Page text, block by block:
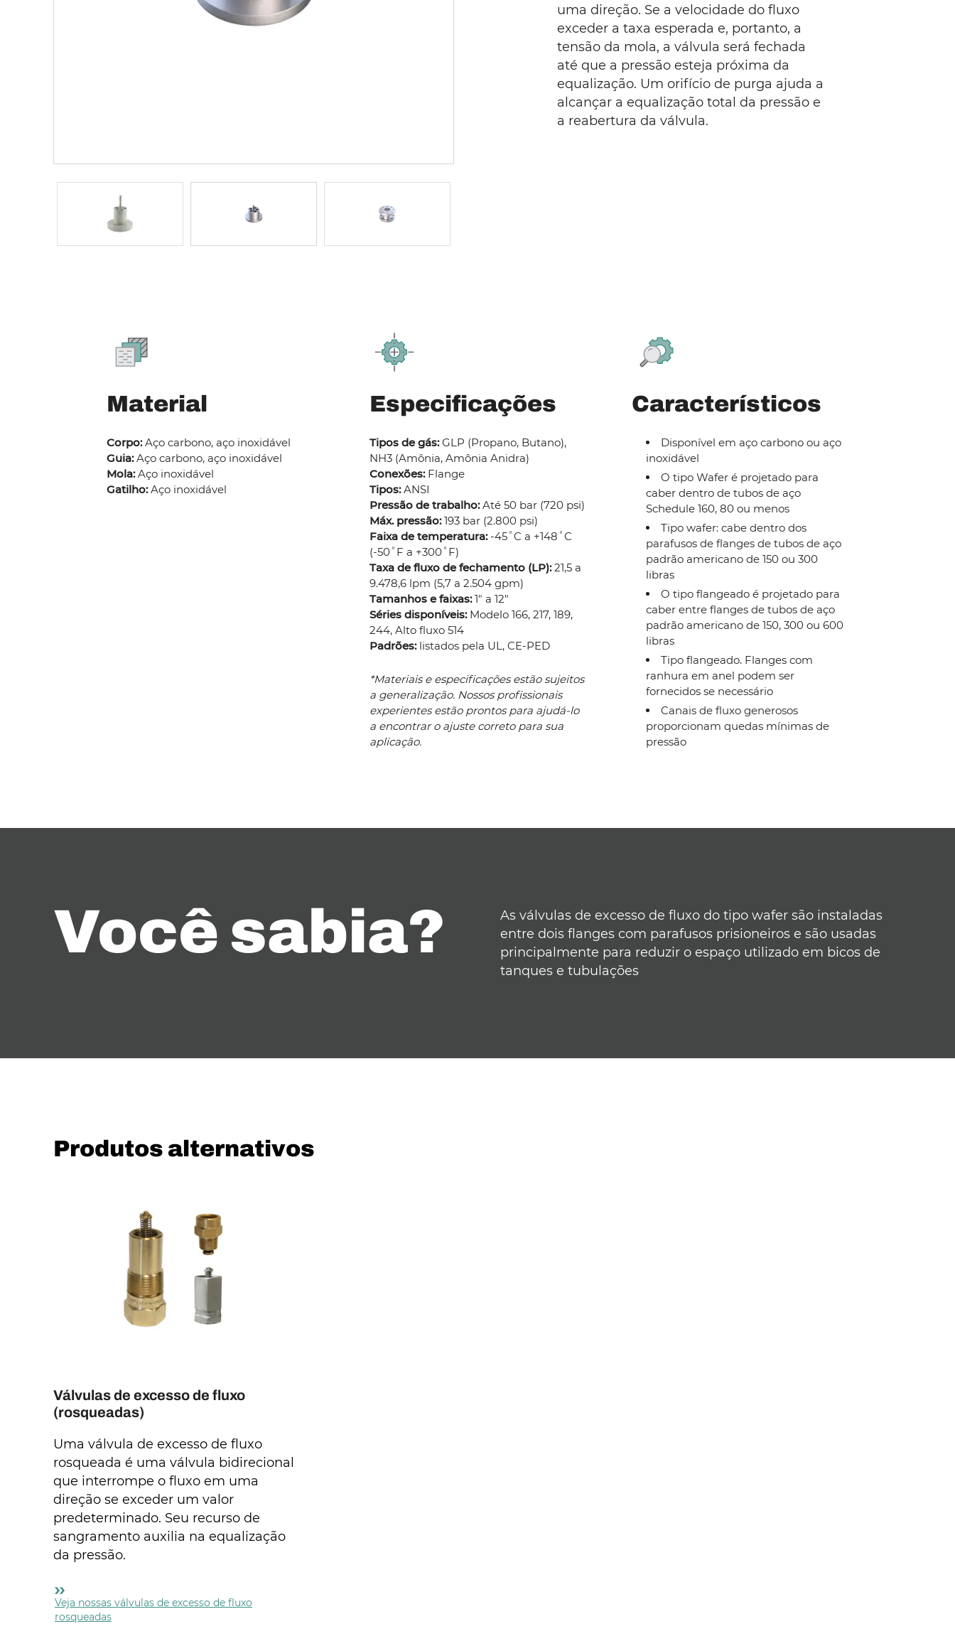
uma direção. Se a velocidade do fluxo
exceder a taxa esperada e, portanto, a
tensão da mola, a válvula será fechada
até que a pressão esteja próxima da
equalização. Um orifício de purga ajuda a
alcançar a equalização total da pressão e
a reabertura da válvula.
Material
Corpo:Aço carbono, aço inoxidável
Guia:Aço carbono, aço inoxidável
Mola:Aço inoxidável
Gatilho:Aço inoxidável
Especificações
Tipos de gás:GLP (Propano, Butano),
NH3 (Amônia, Amônia Anidra)
Conexões:Flange
Tipos:ANSI
Pressão de trabalho:Até 50 bar (720 psi)
Máx. pressão:193 bar (2.800 psi)
Faixa de temperatura:-45˚C a +148˚C
(-50˚F a +300˚F)
Taxa de fluxo de fechamento (LP):21,5 a
9.478,6 lpm (5,7 a 2.504 gpm)
Tamanhos e faixas:1" a 12"
Séries disponíveis:Modelo 166, 217, 189,
244, Alto fluxo 514
Padrões: listados pela UL, CE-PED
*Materiais e especificações estão sujeitos
a generalização. Nossos profissionais
experientes estão prontos para ajudá-lo
a encontrar o ajuste correto para sua
aplicação.
Característicos
Disponível em aço carbono ou aço
inoxidável
O tipo Wafer é projetado para
caber dentro de tubos de aço
Schedule 160, 80 ou menos
Tipo wafer: cabe dentro dos
parafusos de flanges de tubos de aço
padrão americano de 150 ou 300
libras
O tipo flangeado é projetado para
caber entre flanges de tubos de aço
padrão americano de 150, 300 ou 600
libras
Tipo flangeado. Flanges com
ranhura em anel podem ser
fornecidos se necessário
Canais de fluxo generosos
proporcionam quedas mínimas de
pressão
Você sabia?
As válvulas de excesso de fluxo do tipo wafer são instaladas
entre dois flanges com parafusos prisioneiros e são usadas
principalmente para reduzir o espaço utilizado em bicos de
tanques e tubulações
Produtos alternativos
Válvulas de excesso de fluxo
(rosqueadas)
Uma válvula de excesso de fluxo
rosqueada é uma válvula bidirecional
que interrompe o fluxo em uma
direção se exceder um valor
predeterminado. Seu recurso de
sangramento auxilia na equalização
da pressão.
Veja nossas válvulas de excesso de fluxo
rosqueadas